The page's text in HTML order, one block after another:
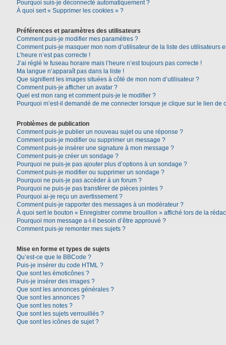
Pourquoi suis-je déconnecté automatiquement ?
À quoi sert « Supprimer les cookies » ?
Préférences et paramètres des utilisateurs
Comment puis-je modifier mes paramètres ?
Comment puis-je masquer mon nom d’utilisateur de la liste des utilisateurs
L’heure n’est pas correcte !
J’ai réglé le fuseau horaire mais l’heure n’est toujours pas correcte !
Ma langue n’apparaît pas dans la liste !
Que signifient les images situées à côté de mon nom d’utilisateur ?
Comment puis-je afficher un avatar ?
Quel est mon rang et comment puis-je le modifier ?
Pourquoi m’est-il demandé de me connecter lorsque je clique sur le lien de
Problèmes de publication
Comment puis-je publier un nouveau sujet ou une réponse ?
Comment puis-je modifier ou supprimer un message ?
Comment puis-je insérer une signature à mon message ?
Comment puis-je créer un sondage ?
Pourquoi ne puis-je pas ajouter plus d’options à un sondage ?
Comment puis-je modifier ou supprimer un sondage ?
Pourquoi ne puis-je pas accéder à un forum ?
Pourquoi ne puis-je pas transférer de pièces jointes ?
Pourquoi ai-je reçu un avertissement ?
Comment puis-je rapporter des messages à un modérateur ?
À quoi sert le bouton « Enregistrer comme brouillon » affiché lors de la
Pourquoi mon message a-t-il besoin d’être approuvé ?
Comment puis-je remonter mes sujets ?
Mise en forme et types de sujets
Qu’est-ce que le BBCode ?
Puis-je insérer du code HTML ?
Que sont les émoticônes ?
Puis-je insérer des images ?
Que sont les annonces générales ?
Que sont les annonces ?
Que sont les notes ?
Que sont les sujets verrouillés ?
Que sont les icônes de sujet ?